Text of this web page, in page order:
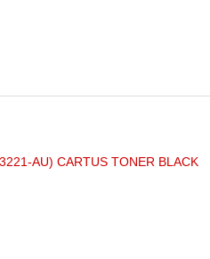
AU) CARTUS TONER BLACK